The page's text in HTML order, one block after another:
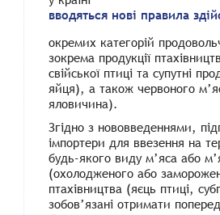
вводяться нові правила
окремих категорій
зокрема продукції
свійської птиці та супутні
яйця), а також червоного
яловичина).
Згідно з нововведеннями,
імпортери для ввезення на
будь-якого виду м’яса або
(охолодженого або
птахівництва (яєць птиці,
зобов’язані отримати